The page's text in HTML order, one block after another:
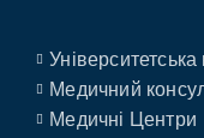
Університетська
Медичний
Медичні Центри